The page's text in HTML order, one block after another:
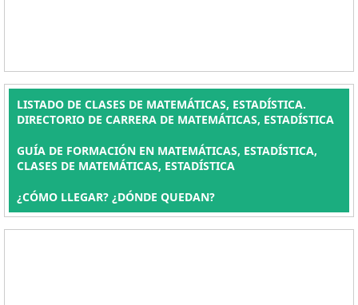
LISTADO DE CLASES DE MATEMÁTICAS, ESTADÍSTICA.
DIRECTORIO DE CARRERA DE MATEMÁTICAS, ESTADÍSTICA
GUÍA DE FORMACIÓN EN MATEMÁTICAS, ESTADÍSTICA,
CLASES DE MATEMÁTICAS, ESTADÍSTICA
¿CÓMO LLEGAR? ¿DÓNDE QUEDAN?